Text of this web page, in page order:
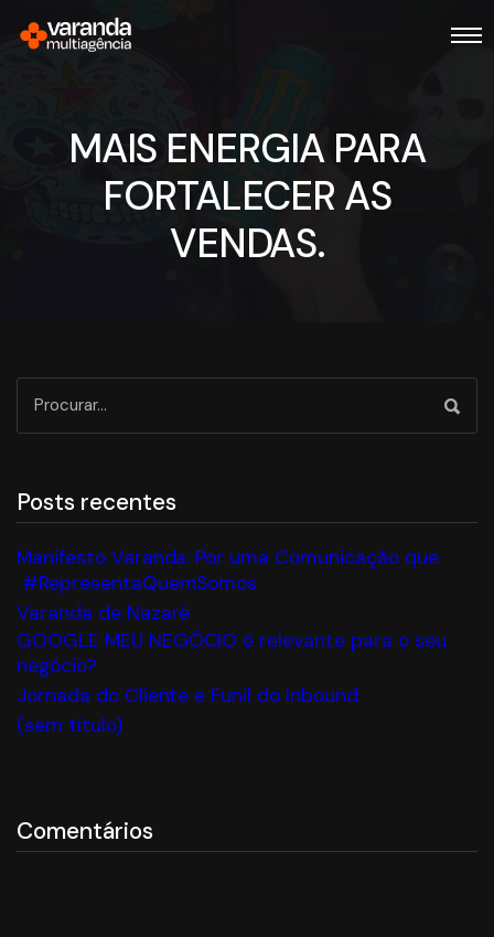
MAIS ENERGIA PARA
FORTALECER AS
VENDAS.
Posts recentes
Manifesto Varanda: Por uma Comunicação que
#RepresentaQuemSomos
Varanda de Nazaré
GOOGLE MEU NEGÓCIO é relevante para o seu
negócio?
Jornada do Cliente e Funil do Inbound
(sem título)
Comentários